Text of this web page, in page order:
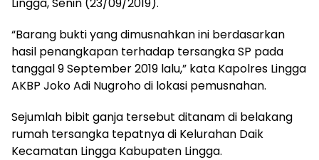
“Barang bukti yang dimusnahkan ini berdasarkan
hasil penangkapan terhadap tersangka SP pada
tanggal 9 September 2019 lalu,” kata Kapolres Lingga
AKBP Joko Adi Nugroho di lokasi pemusnahan.
Sejumlah bibit ganja tersebut ditanam di belakang
rumah tersangka tepatnya di Kelurahan Daik
Kecamatan Lingga Kabupaten Lingga.